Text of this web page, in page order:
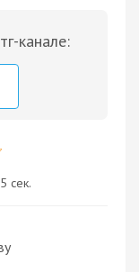
канале:
сек.